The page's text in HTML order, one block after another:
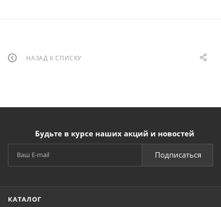
НАЗАД К СПИСКУ
Будьте в курсе наших акций и новостей
Подписаться
КАТАЛОГ